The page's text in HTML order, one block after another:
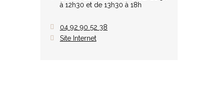
à 12h30 et de 13h30 à 18h
04 92 90 52 38
Site Internet